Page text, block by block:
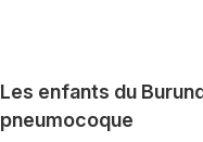
Les enfants du
pneumocoque